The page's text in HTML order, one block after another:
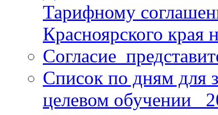
Тарифному
Красноярского края
Список по дням для
целевом обучении_